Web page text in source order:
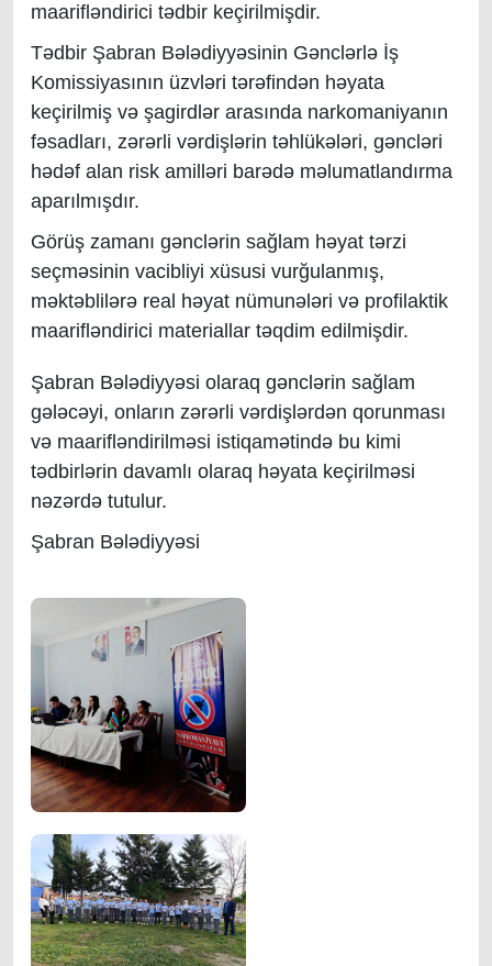
maarifləndirici tədbir keçirilmişdir.
Tədbir Şabran Bələdiyyəsinin Gənclərlə İş
Komissiyasının üzvləri tərəfindən həyata
keçirilmiş və şagirdlər arasında narkomaniyanın
fəsadları, zərərli vərdişlərin təhlükələri, gəncləri
hədəf alan risk amilləri barədə məlumatlandırma
aparılmışdır.
Görüş zamanı gənclərin sağlam həyat tərzi
seçməsinin vacibliyi xüsusi vurğulanmış,
məktəblilərə real həyat nümunələri və profilaktik
maarifləndirici materiallar təqdim edilmişdir.
Şabran Bələdiyyəsi olaraq gənclərin sağlam
gələcəyi, onların zərərli vərdişlərdən qorunması
və maarifləndirilməsi istiqamətində bu kimi
tədbirlərin davamlı olaraq həyata keçirilməsi
nəzərdə tutulur.
Şabran Bələdiyyəsi